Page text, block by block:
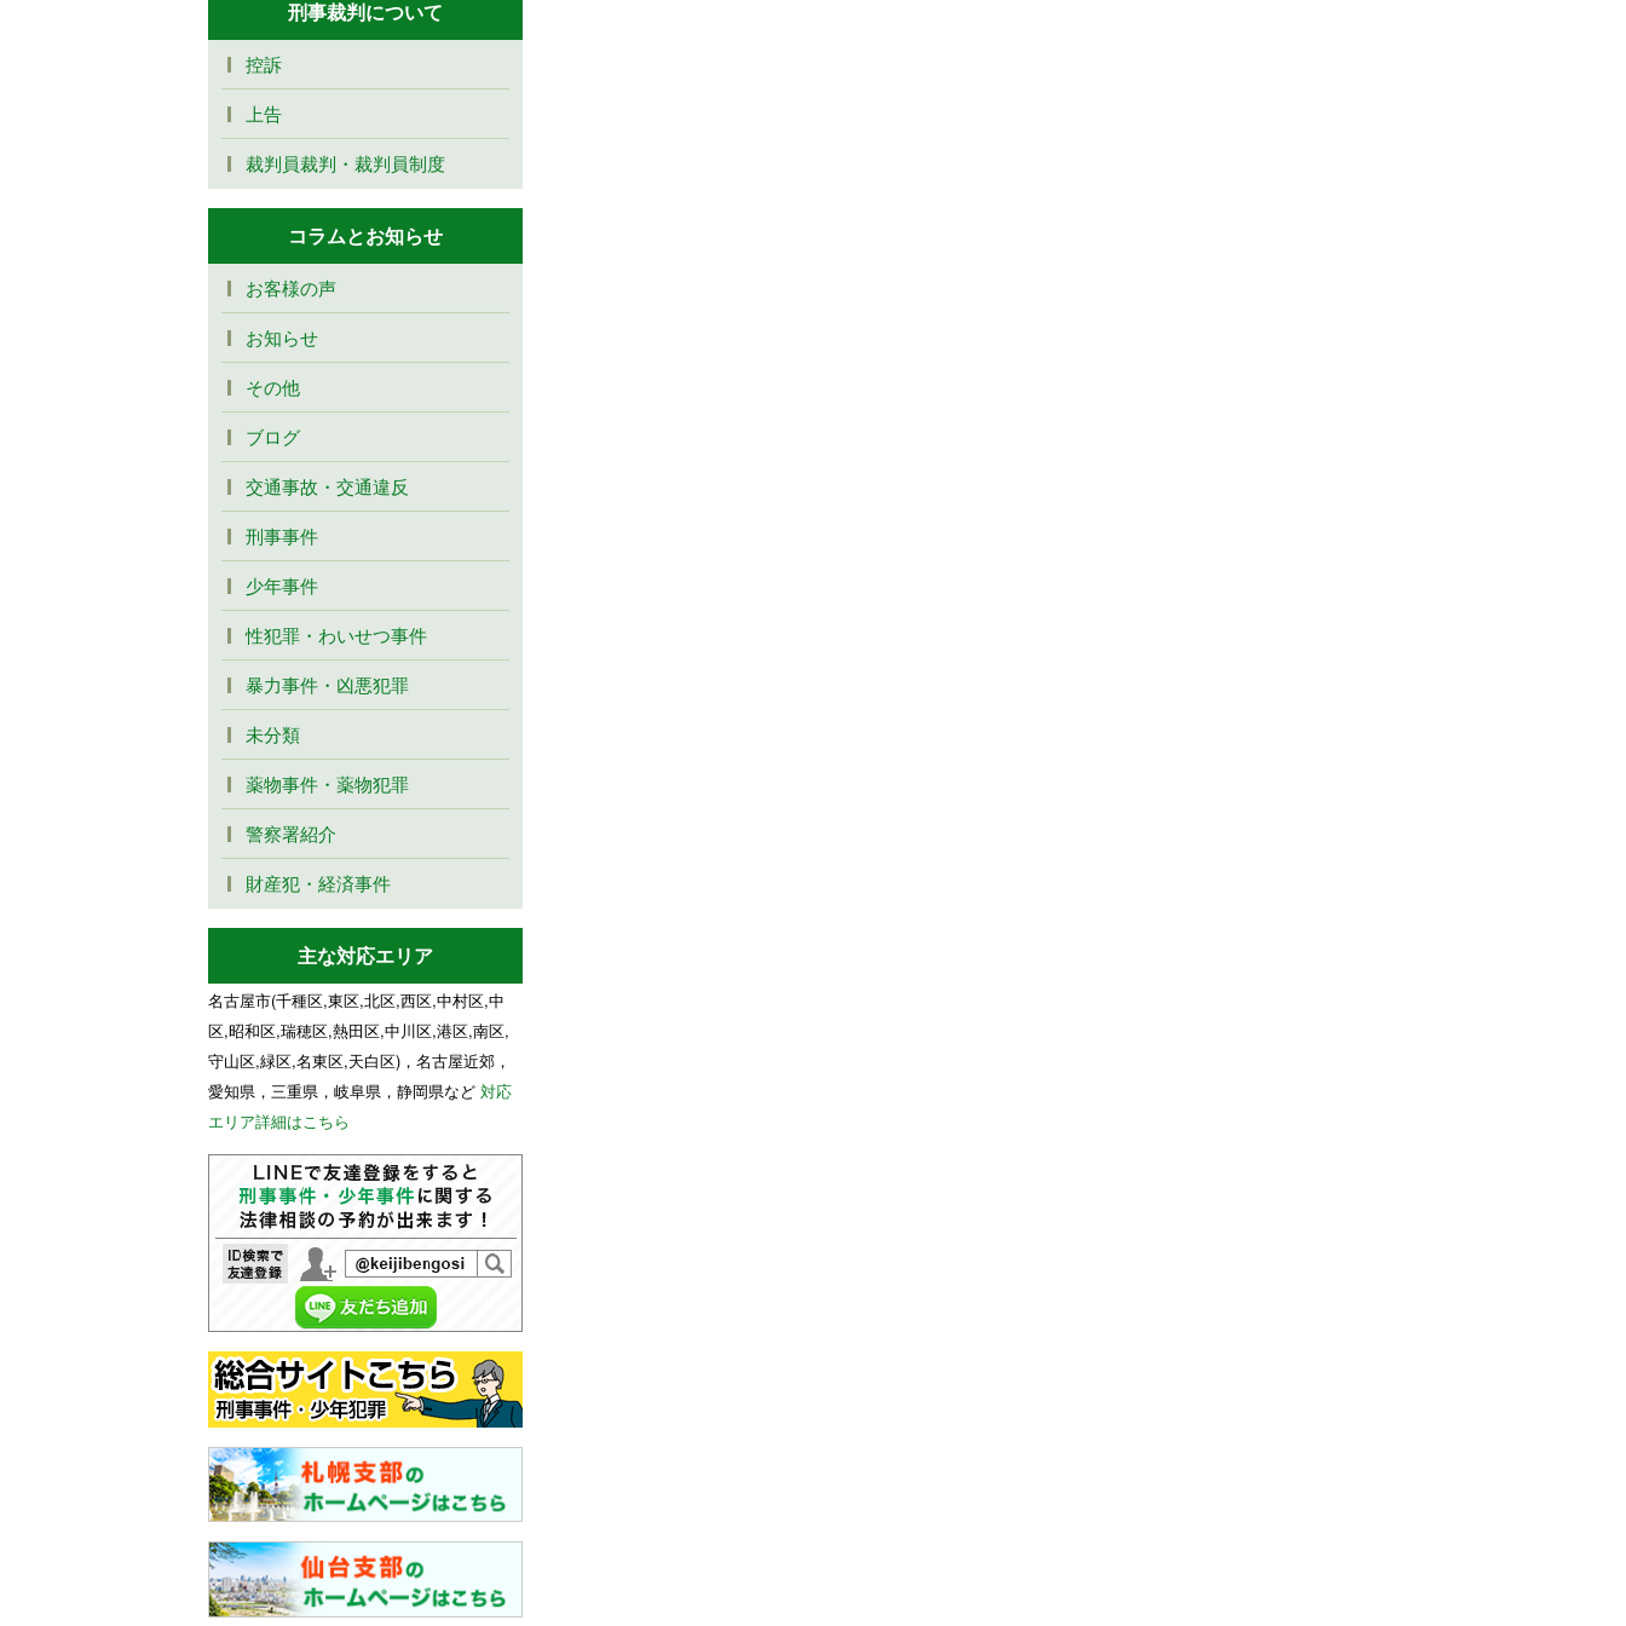
刑事裁判について
控訴
上告
裁判員裁判・裁判員制度
コラムとお知らせ
お客様の声
お知らせ
その他
ブログ
交通事故・交通違反
刑事事件
少年事件
性犯罪・わいせつ事件
暴力事件・凶悪犯罪
未分類
薬物事件・薬物犯罪
警察署紹介
財産犯・経済事件
主な対応エリア
名古屋市(千種区,東区,北区,西区,中村区,中
区,昭和区,瑞穂区,熱田区,中川区,港区,南区,
守山区,緑区,名東区,天白区)，名古屋近郊，
愛知県，三重県，岐阜県，静岡県など 対応
エリア詳細はこちら